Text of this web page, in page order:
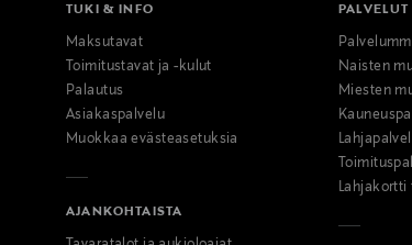
TUKI & INFO
Maksutavat
Toimitustavat ja -kulut
Palautus
Asiakaspalvelu
Muokkaa evästeasetuksia
AJANKOHTAISTA
PALVELUT
Naisten
Miesten